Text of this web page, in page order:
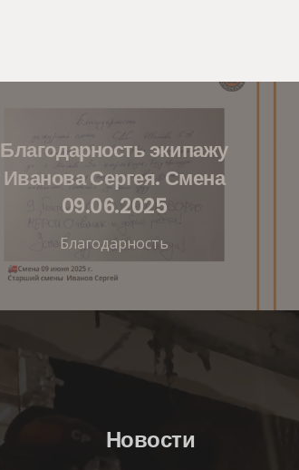
Благодарность экипажу
Иванова Сергея. Смена
09.06.2025
Благодарность
Новости